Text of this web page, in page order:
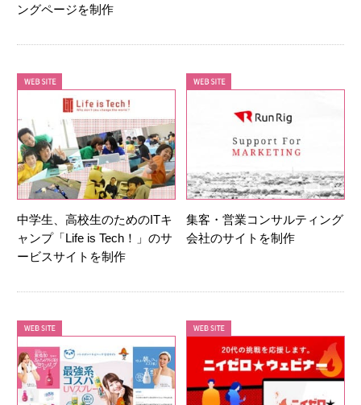
ングページを制作
中学生、高校生のためのITキ
ャンプ「Life is Tech！」のサ
ービスサイトを制作
集客・営業コンサルティング
会社のサイトを制作